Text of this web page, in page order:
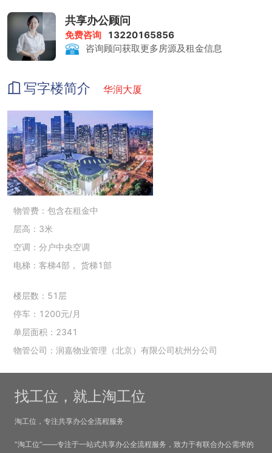
租金包含：前台行政服务、物管费、家具、水电、咖啡茶水、日常清
洁、网络配置
打印复印：1元/张
会议室：200-400元/小时
共享办公顾问
免费咨询
13220165856
咨询顾问获取更多房源及租金信息
写字楼简介 华润大厦
物管费：包含在租金中
层高：3米
空调：分户中央空调
电梯：客梯4部， 货梯1部
楼层数：51层
停车：1200元/月
单层面积：2341
物管公司：润嘉物业管理（北京）有限公司杭州分公司
找工位，就上淘工位
淘工位，专注共享办公全流程服务
“淘工位”——专注于一站式共享办公全流程服务，致力于有联合办公需求的